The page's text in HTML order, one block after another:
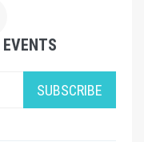
SUBSCRIBE